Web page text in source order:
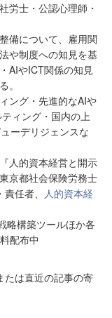
労士・公認心理師・
備について、雇用関
や制度への知見を基
AIやICT関係の知見
。
ング・先進的なAIや
ィング・国内の上
ーデリジェンスな
人的資本経営と開示
京都社会保険労務士
任者、 人的資本経
略構築ツールほか各
配布中
たは直近の記事の寄